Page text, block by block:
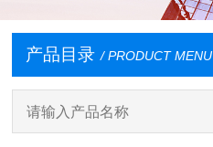
产品目录 / PRODUCT MENU